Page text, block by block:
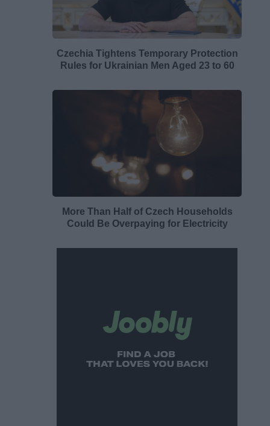
Czechia Tightens Temporary Protection
Rules for Ukrainian Men Aged 23 to 60
More Than Half of Czech Households
Could Be Overpaying for Electricity